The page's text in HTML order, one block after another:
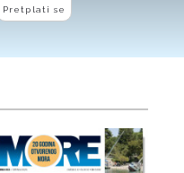
Pretplati se